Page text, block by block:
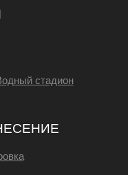
стадион